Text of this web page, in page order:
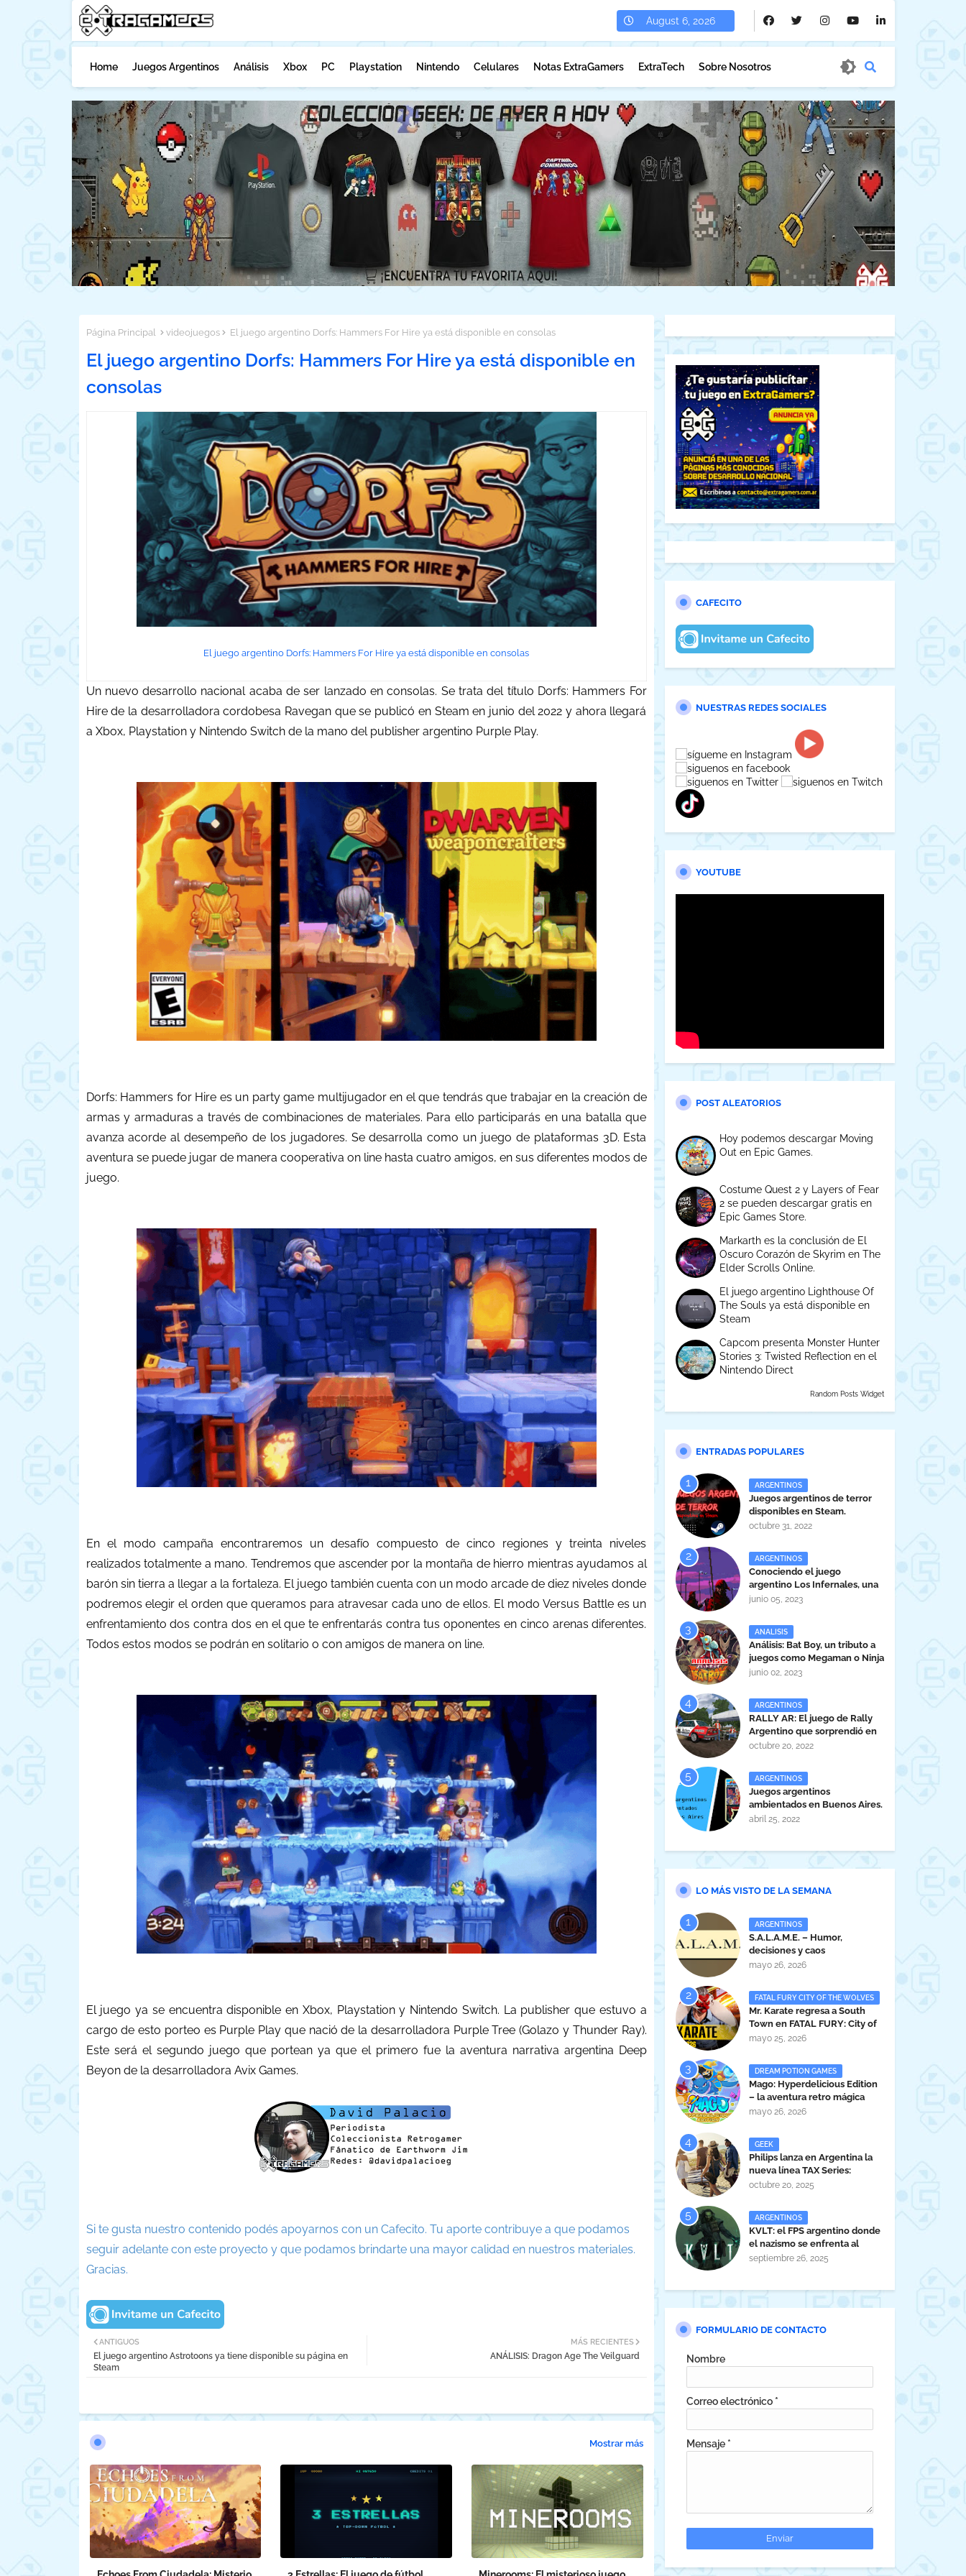
August 6, 2026
Home Juegos Argentinos Análisis Xbox PC Playstation Nintendo Celulares Notas ExtraGamers ExtraTech Sobre Nosotros
Página Principal videojuegos El juego argentino Dorfs: Hammers For Hire ya está disponible en consolas
El juego argentino Dorfs: Hammers For Hire ya está disponible en
consolas
El juego argentino Dorfs: Hammers For Hire ya está disponible en consolas
Un nuevo desarrollo nacional acaba de ser lanzado en consolas. Se trata del título Dorfs: Hammers For
Hire de la desarrolladora cordobesa Ravegan que se publicó en Steam en junio del 2022 y ahora llegará
a Xbox, Playstation y Nintendo Switch de la mano del publisher argentino Purple Play.
Dorfs: Hammers for Hire es un party game multijugador en el que tendrás que trabajar en la creación de
armas y armaduras a través de combinaciones de materiales. Para ello participarás en una batalla que
avanza acorde al desempeño de los jugadores. Se desarrolla como un juego de plataformas 3D. Esta
aventura se puede jugar de manera cooperativa on line hasta cuatro amigos, en sus diferentes modos de
juego.
En el modo campaña encontraremos un desafío compuesto de cinco regiones y treinta niveles
realizados totalmente a mano. Tendremos que ascender por la montaña de hierro mientras ayudamos al
barón sin tierra a llegar a la fortaleza. El juego también cuenta con un modo arcade de diez niveles donde
podremos elegir el orden que queramos para atravesar cada uno de ellos. El modo Versus Battle es un
enfrentamiento dos contra dos en el que te enfrentarás contra tus oponentes en cinco arenas diferentes.
Todos estos modos se podrán en solitario o con amigos de manera on line.
El juego ya se encuentra disponible en Xbox, Playstation y Nintendo Switch. La publisher que estuvo a
cargo de esto porteo es Purple Play que nació de la desarrolladora Purple Tree (Golazo y Thunder Ray).
Este será el segundo juego que portean ya que el primero fue la aventura narrativa argentina Deep
Beyon de la desarrolladora Avix Games.
Si te gusta nuestro contenido podés apoyarnos con un Cafecito. Tu aporte contribuye a que podamos
seguir adelante con este proyecto y que podamos brindarte una mayor calidad en nuestros materiales.
Gracias.
MÁS RECIENTES
ANÁLISIS: Dragon Age The Veilguard
ANTIGUOS
El juego argentino Astrotoons ya tiene disponible su página en
Steam
Mostrar más
CAFECITO
NUESTRAS REDES SOCIALES
YOUTUBE
POST ALEATORIOS
Hoy podemos descargar Moving
Out en Epic Games.
Costume Quest 2 y Layers of Fear
2 se pueden descargar gratis en
Epic Games Store.
Markarth es la conclusión de El
Oscuro Corazón de Skyrim en The
Elder Scrolls Online.
El juego argentino Lighthouse Of
The Souls ya está disponible en
Steam
Capcom presenta Monster Hunter
Stories 3: Twisted Reflection en el
Nintendo Direct
Random Posts Widget
ENTRADAS POPULARES
ARGENTINOS
Juegos argentinos de terror
disponibles en Steam.
octubre 31, 2022
ARGENTINOS
Conociendo el juego
argentino Los Infernales, una
maravilla tucumana
junio 05, 2023
ANALISIS
Análisis: Bat Boy, un tributo a
juegos como Megaman o Ninja
Gaiden
junio 02, 2023
ARGENTINOS
RALLY AR: El juego de Rally
Argentino que sorprendió en
la EVA 2022.
octubre 20, 2022
ARGENTINOS
Juegos argentinos
ambientados en Buenos Aires.
abril 25, 2022
LO MÁS VISTO DE LA SEMANA
ARGENTINOS
S.A.L.A.M.E. – Humor,
decisiones y caos
administrativo en clave gamer
mayo 26, 2026
FATAL FURY CITY OF THE WOLVES
Mr. Karate regresa a South
Town en FATAL FURY: City of
the Wolves
mayo 25, 2026
DREAM POTION GAMES
Mago: Hyperdelicious Edition
– la aventura retro mágica
peruana llega en 2026
mayo 26, 2026
GEEK
Philips lanza en Argentina la
nueva línea TAX Series:
Powerful Sound Anywhere
octubre 20, 2025
ARGENTINOS
KVLT: el FPS argentino donde
el nazismo se enfrenta al
horror cósmico
septiembre 26, 2025
FORMULARIO DE CONTACTO
Nombre
Correo electrónico *
Mensaje *